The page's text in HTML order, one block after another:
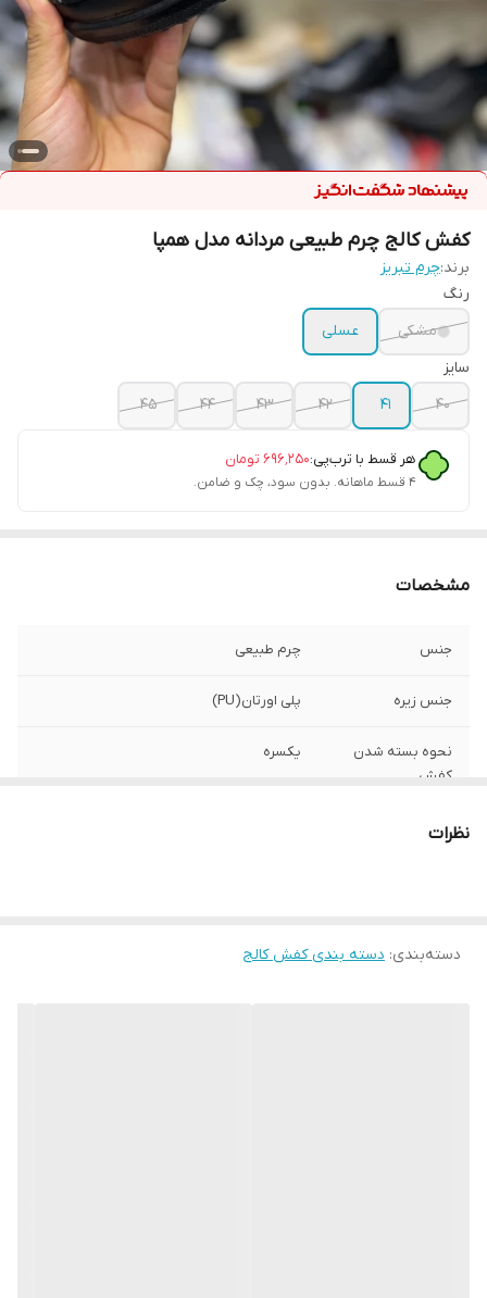
کفش کالج چرم طبیعی مردانه مدل همپا
برند:چرم تبریز
رنگ
مشکی
عسلی
سایز
40
41
42
43
44
45
هر قسط با ترب‌پی:۶۹۶٬۲۵۰ تومان
۴ قسط ماهانه. بدون سود، چک و ضامن.
مشخصات
جنس چرم طبیعی
جنس زیره پلی اورتان(PU)
نحوه بسته شدن
کفش
یکسره
نظرات
دسته‌بندی: دسته بندی کفش کالج